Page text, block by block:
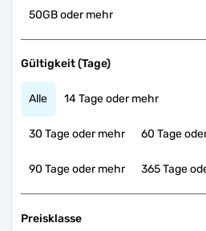
50GB oder mehr
Gültigkeit (Tage)
Alle 14 Tage oder mehr
30 Tage oder mehr 60 Tage
90 Tage oder mehr 365 Tage
Preisklasse